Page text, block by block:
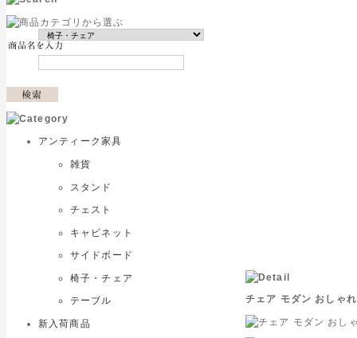
アンティーク家具
雑貨
スタンド
チェスト
キャビネット
サイドボード
椅子・チェア
テーブル
新入荷商品
チェア モダン おしゃ